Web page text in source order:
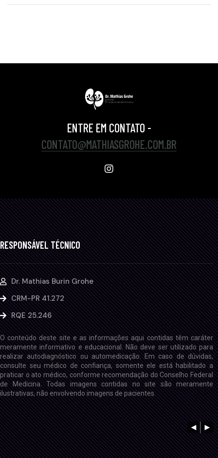
ENTRE EM CONTATO -
CONTATO@MATHIASGROHE.COM.BR
RESPONSÁVEL TÉCNICO
Dr. Mathias Burin Grohe
CRM-PR 41.272
RQE 25.246
O conteúdo deste site e as informações aqui contidas têm caráter
meramente informativo e educacional. Não deve ser utilizado para
realizar autodiagnóstico ou automedicação. Em caso de dúvidas,
consulte seu médico de confiança, somente ele está habilitado a
praticar o ato médico, conforme recomendação do Conselho Federal
de Medicina. Todas imagens contidas no site são meramente
ilustrativas, não envolvendo imagens de pacientes.